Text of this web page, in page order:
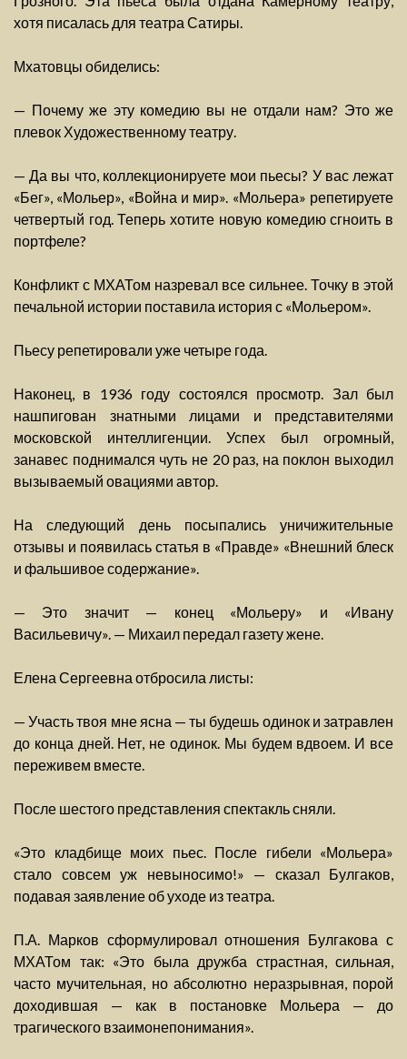
хотя писалась для театра Сатиры.
Мхатовцы обиделись:
— Почему же эту комедию вы не отдали нам? Это же
плевок Художественному театру.
— Да вы что, коллекционируете мои пьесы? У вас лежат
«Бег», «Мольер», «Война и мир». «Мольера» репетируете
четвертый год. Теперь хотите новую комедию сгноить в
портфеле?
Конфликт с МХАТом назревал все сильнее. Точку в этой
печальной истории поставила история с «Мольером».
Пьесу репетировали уже четыре года.
Наконец, в 1936 году состоялся просмотр. Зал был
нашпигован знатными лицами и представителями
московской интеллигенции. Успех был огромный,
занавес поднимался чуть не 20 раз, на поклон выходил
вызываемый овациями автор.
На следующий день посыпались уничижительные
отзывы и появилась статья в «Правде» «Внешний блеск
и фальшивое содержание».
— Это значит — конец «Мольеру» и «Ивану
Васильевичу». — Михаил передал газету жене.
Елена Сергеевна отбросила листы:
— Участь твоя мне ясна — ты будешь одинок и затравлен
до конца дней. Нет, не одинок. Мы будем вдвоем. И все
переживем вместе.
После шестого представления спектакль сняли.
«Это кладбище моих пьес. После гибели «Мольера»
стало совсем уж невыносимо!» — сказал Булгаков,
подавая заявление об уходе из театра.
П.А. Марков сформулировал отношения Булгакова с
МХАТом так: «Это была дружба страстная, сильная,
часто мучительная, но абсолютно неразрывная, порой
доходившая — как в постановке Мольера — до
трагического взаимонепонимания».